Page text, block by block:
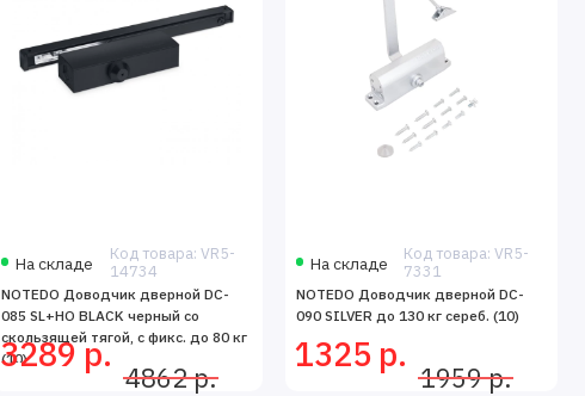
На складе
Код товара: VR5-
14734
NOTEDO Доводчик дверной DC-
085 SL+HO BLACK черный со
скользящей тягой, с фикс. до 80 кг
(10)
3289 р.
4862 р.
На складе
Код товара: VR5-
7331
NOTEDO Доводчик дверной DC-
090 SILVER до 130 кг сереб. (10)
1325 р.
1959 р.